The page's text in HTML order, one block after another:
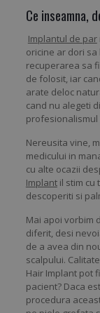
Ce inseamna,
Implantul de par
oricine ar dori sa
recuperarea sa
de folosit, iar
arate deloc
cand nu alegeti
Nereusita vine,
medicului in
cu alte ocazii
Implantil stim cu
descoperiti si
Mai apoi vorbim
diferit, desi
de a avea din
scalpului.
Hair Implant pot
pacient? Daca
procedura